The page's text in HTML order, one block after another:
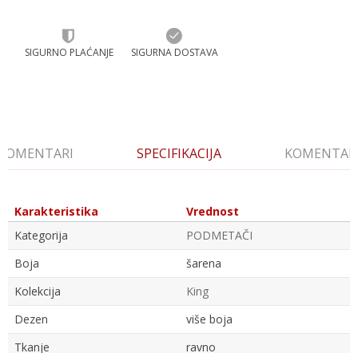
SIGURNO PLAĆANJE SIGURNA DOSTAVA
SPECIFIKACIJA
Karakteristika
Vrednost
Kategorija
PODMETAČI
Boja
šarena
Kolekcija
King
Dezen
više boja
Tkanje
ravno